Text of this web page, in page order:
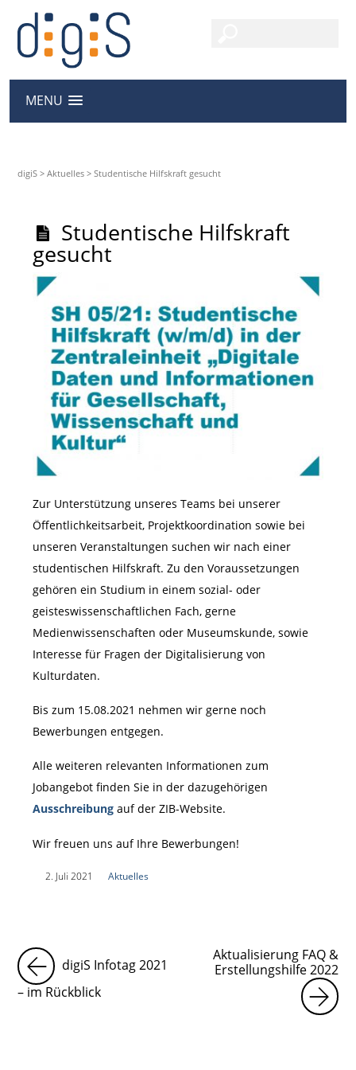
MENU
digiS >Aktuelles >Studentische Hilfskraft gesucht
Studentische Hilfskraft
gesucht
Zur Unterstützung unseres Teams bei unserer
Öffentlichkeitsarbeit, Projektkoordination sowie bei
unseren Veranstaltungen suchen wir nach einer
studentischen Hilfskraft. Zu den Voraussetzungen
gehören ein Studium in einem sozial- oder
geisteswissenschaftlichen Fach, gerne
Medienwissenschaften oder Museumskunde, sowie
Interesse für Fragen der Digitalisierung von
Kulturdaten.
Bis zum 15.08.2021 nehmen wir gerne noch
Bewerbungen entgegen.
Alle weiteren relevanten Informationen zum
Jobangebot finden Sie in der dazugehörigen
Ausschreibung auf der ZIB-Website.
Wir freuen uns auf Ihre Bewerbungen!
2. Juli 2021 Aktuelles
digiS Infotag 2021
– im Rückblick
Aktualisierung FAQ &
Erstellungshilfe 2022